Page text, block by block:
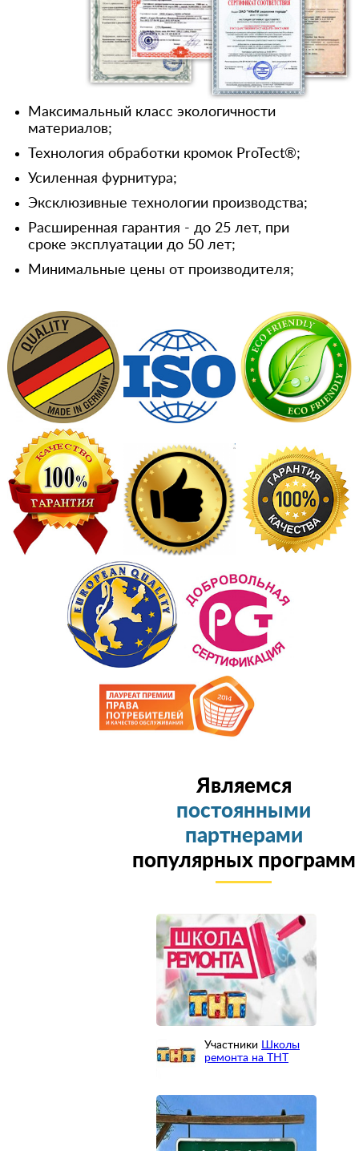
Максимальный класс экологичности
материалов;
Технология обработки кромок ProTect®;
Усиленная фурнитура;
Эксклюзивные технологии производства;
Расширенная гарантия - до 25 лет, при
сроке эксплуатации до 50 лет;
Минимальные цены от производителя;
Являемся
постоянными
партнерами
популярных программ
Участники Школы
ремонта на ТНТ